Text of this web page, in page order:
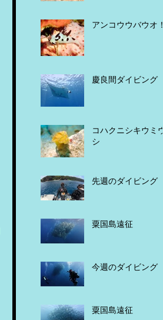
アンコウウバウオ！
慶良間ダイビング
コハクニシキウミウ
シ
先週のダイビング
粟国島遠征
今週のダイビング
粟国島遠征